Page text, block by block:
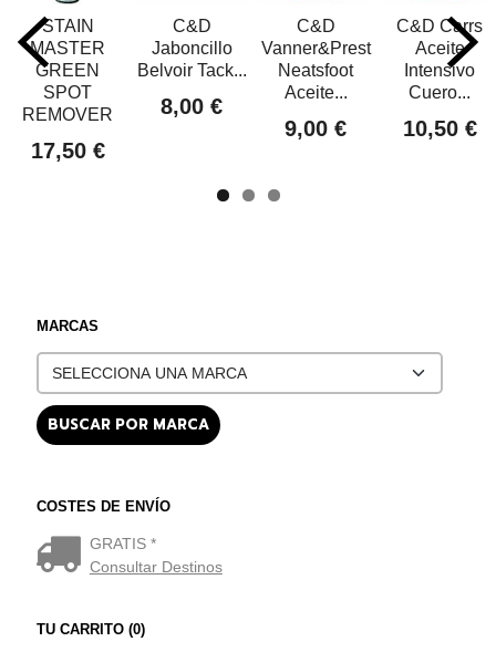
MARCAS
COSTES DE ENVÍO
GRATIS *
Consultar Destinos
TU CARRITO (0)
STAIN
MASTER
GREEN
SPOT
REMOVER
17,50 €
C&D
Jaboncillo
Belvoir Tack...
8,00 €
C&D
Vanner&Prest
Neatsfoot
Aceite...
9,00 €
C&D Carrs
Aceite
Intensivo
Cuero...
10,50 €